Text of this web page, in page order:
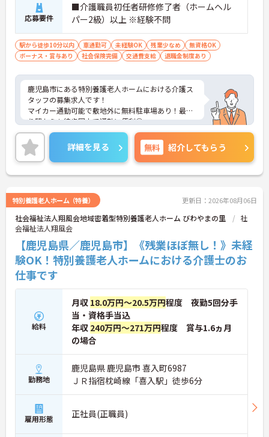
応募要件
■介護職員初任者研修修了者（ホームヘル
パー2級）以上 ※経験不問
駅から徒歩10分以内 車通勤可 未経験OK 残業少なめ
無資格OK
ボーナス・賞与あり
社会保険完備 交通費支給 退職金制度あり
鹿児島市にある特別養護老人ホームにおける介護ス
タッフの募集求人です！
マイカー通勤可能で敷地外に無料駐車場あり！最寄
り駅からも徒歩圏内で通勤に便利◎
残業がほとんどありませんのでお仕事の後の時間も
有効に使えます！
ご興味ある方には、面接のポイントなど、さらに詳
細をお話致しますのでお気軽にご相談ください。
詳細を見る 無料 紹介してもらう
特別養護老人ホーム（特養） 更新日：2026年08月06日
社会福祉法人翔風会地域密着型特別養護老人ホーム びわやまの里
社
会福祉法人翔風会
【鹿児島県／鹿児島市】《残業ほぼ無し！》未経
験OK！特別養護老人ホームにおける介護士のお
仕事です
給料
月収 18.0万円～20.5万円程度 夜勤5回分手
当・資格手当込
年収 240万円～271万円程度 賞与1.6ヵ月
の場合
勤務地
鹿児島県 鹿児島市 喜入町6987
ＪＲ指宿枕崎線「喜入駅」徒歩6分
雇用形態 正社員(正職員)